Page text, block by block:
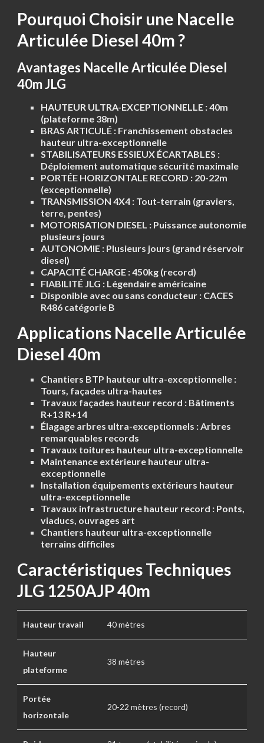
Pourquoi Choisir une Nacelle
Articulée Diesel 40m ?
Avantages Nacelle Articulée Diesel
40m JLG
HAUTEUR ULTRA-EXCEPTIONNELLE :40m
(plateforme 38m)
BRAS ARTICULÉ : Franchissement obstacles
hauteur ultra-exceptionnelle
STABILISATEURS ESSIEUX ÉCARTABLES :
Déploiement automatique sécurité maximale
PORTÉE HORIZONTALE RECORD : 20-22m
(exceptionnelle)
TRANSMISSION 4X4 : Tout-terrain (graviers,
terre, pentes)
MOTORISATION DIESEL : Puissance autonomie
plusieurs jours
AUTONOMIE : Plusieurs jours (grand réservoir
diesel)
CAPACITÉ CHARGE :450kg (record)
FIABILITÉ JLG : Légendaire américaine
Disponible avec ou sans conducteur : CACES
R486 catégorie B
Applications Nacelle Articulée
Diesel 40m
Chantiers BTP hauteur ultra-exceptionnelle :
Tours, façades ultra-hautes
Travaux façades hauteur record : Bâtiments
R+13 R+14
Élagage arbres ultra-exceptionnels :Arbres
remarquables records
Travaux toitures hauteur ultra-exceptionnelle
Maintenance extérieure hauteur ultra-
exceptionnelle
Installation équipements extérieurs hauteur
ultra-exceptionnelle
Travaux infrastructure hauteur record : Ponts,
viaducs, ouvrages art
Chantiers hauteur ultra-exceptionnelle
terrains difficiles
Caractéristiques Techniques
JLG 1250AJP 40m
Hauteur travail 40 mètres
Hauteur
plateforme
38 mètres
Portée
horizontale
20-22 mètres (record)